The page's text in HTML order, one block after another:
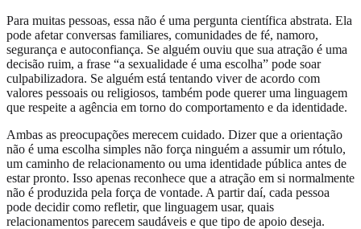
Para muitas pessoas, essa não é uma pergunta científica abstrata. Ela
pode afetar conversas familiares, comunidades de fé, namoro,
segurança e autoconfiança. Se alguém ouviu que sua atração é uma
decisão ruim, a frase “a sexualidade é uma escolha” pode soar
culpabilizadora. Se alguém está tentando viver de acordo com
valores pessoais ou religiosos, também pode querer uma linguagem
que respeite a agência em torno do comportamento e da identidade.
Ambas as preocupações merecem cuidado. Dizer que a orientação
não é uma escolha simples não força ninguém a assumir um rótulo,
um caminho de relacionamento ou uma identidade pública antes de
estar pronto. Isso apenas reconhece que a atração em si normalmente
não é produzida pela força de vontade. A partir daí, cada pessoa
pode decidir como refletir, que linguagem usar, quais
relacionamentos parecem saudáveis e que tipo de apoio deseja.